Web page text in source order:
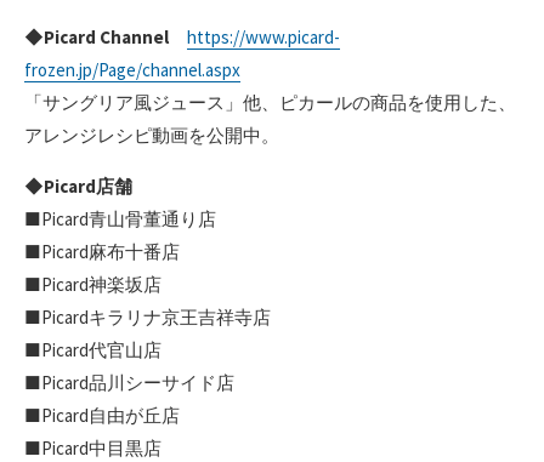
◆Picard Channel
https://www.picard-
frozen.jp/Page/channel.aspx
「サングリア風ジュース」他、ピカールの商品を使用した、
アレンジレシピ動画を公開中。
◆Picard店舗
■Picard青山骨董通り店
■Picard麻布十番店
■Picard神楽坂店
■Picardキラリナ京王吉祥寺店
■Picard代官山店
■Picard品川シーサイド店
■Picard自由が丘店
■Picard中目黒店